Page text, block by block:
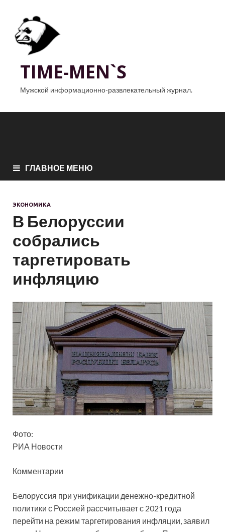
TIME-MEN`S
Мужской информационно-развлекательный журнал.
ГЛАВНОЕ МЕНЮ
ЭКОНОМИКА
В Белоруссии
собрались
таргетировать
инфляцию
Фото:
РИА Новости
Комментарии
Белоруссия при унификации денежно-кредитной
политики с Россией рассчитывает с 2021 года
перейти на режим таргетирования инфляции, заявил